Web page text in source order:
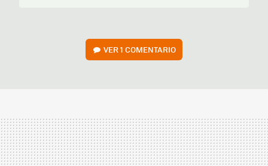
VER1 COMENTARIO